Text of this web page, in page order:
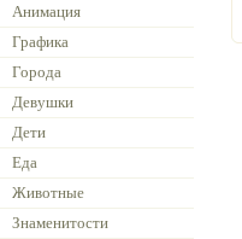
Анимация
Графика
Города
Девушки
Дети
Еда
Животные
Знаменитости